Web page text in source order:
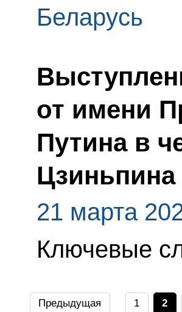
Беларусь
от имени
Путина в
Цзиньпина
21 марта
Ключевые
Предыдущая 1 2